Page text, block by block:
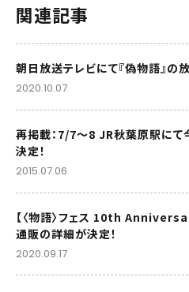
関連記事
朝日放送テレビにて『偽物語』の
2020.10.07
再掲載：7/7～8 JR秋葉原駅にて
決定！
2015.07.06
【〈物語〉フェス 10th
通販の詳細が決定！
2020.09.17